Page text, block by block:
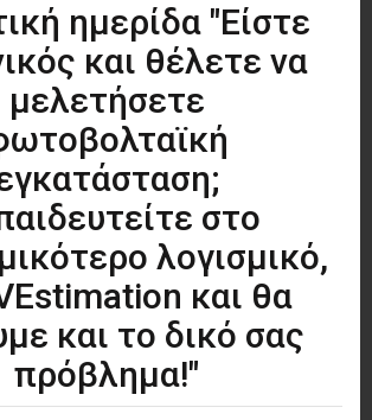
ημερίδα "Είστε
και θέλετε να
μελετήσετε
στο
λογισμικό,
και θα
και το δικό σας
πρόβλημα!"